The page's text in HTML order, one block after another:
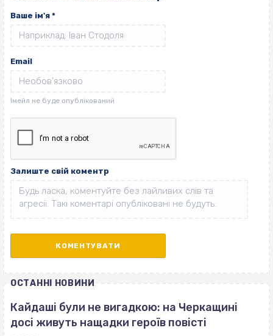
Ваше ім'я *
Email
Залиште свій коментр
ОСТАННІ НОВИНИ
Кайдаші були не вигадкою: на Черкащині
досі живуть нащадки героїв повісті